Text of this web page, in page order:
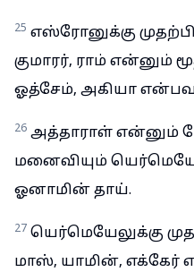
25 எஸ்ரோனுக்கு
குமாரர், ராம் என்னும்
ஓத்சேம், அகியா
26 அத்தாராள் என்னும்
மனைவியும்
ஓனாமின் தாய்.
27 யெர்மெயேலுக்கு
மாஸ், யாமின், எக்கேர்